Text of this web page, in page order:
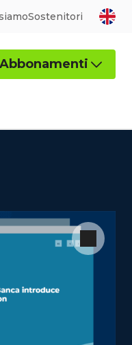
Sostenitori
Abbonamenti